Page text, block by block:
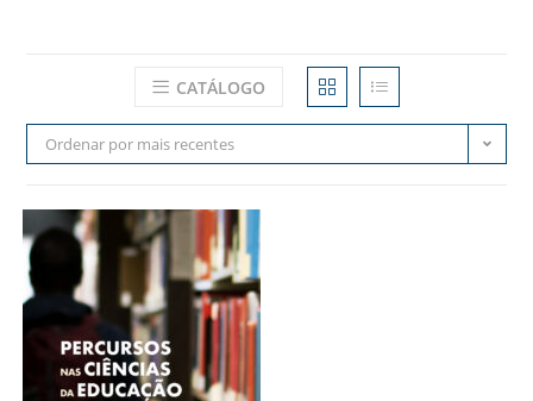
CATÁLOGO
Ordenar por mais recentes